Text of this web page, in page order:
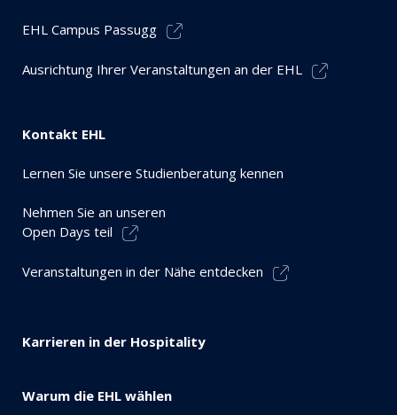
EHL Campus Passugg
Ausrichtung Ihrer Veranstaltungen an der EHL
Kontakt EHL
Lernen Sie unsere Studienberatung kennen
Nehmen Sie an unseren
Open Days teil
Veranstaltungen in der Nähe entdecken
Karrieren in der Hospitality
Warum die EHL wählen